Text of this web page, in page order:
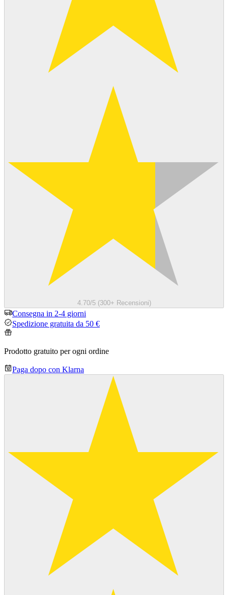
4.70/5 (300+ Recensioni)
Consegna in 2-4 giorni
Spedizione gratuita da 50 €
Prodotto gratuito per ogni ordine
Paga dopo con Klarna